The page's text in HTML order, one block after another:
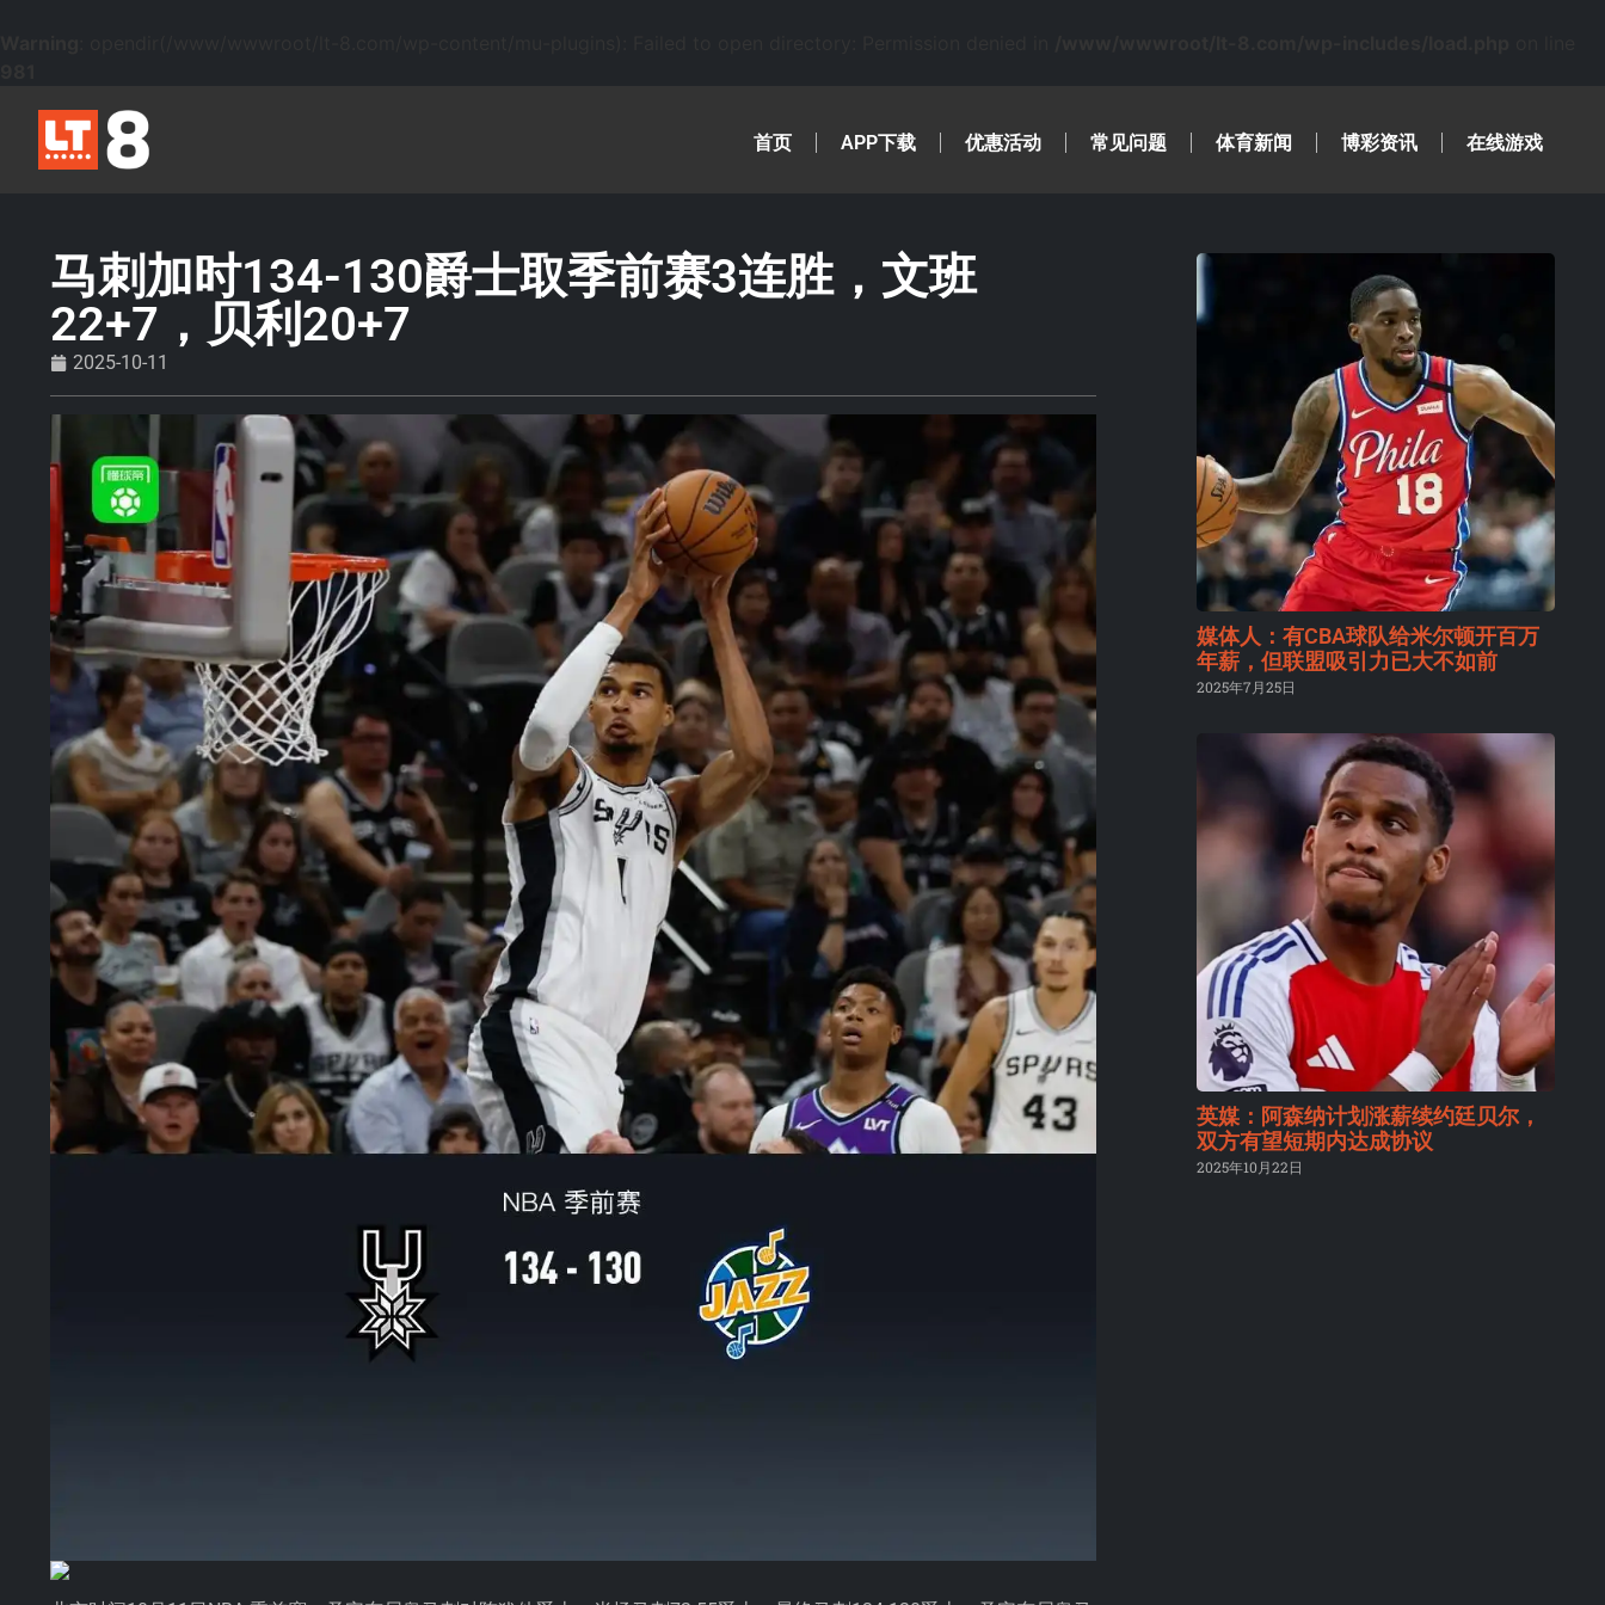
首页 APP下载 优惠活动 常见问题 体育新闻 博彩资讯 在线游戏
马刺加时134-130爵士取季前赛3连胜，文班
22+7，贝利20+7
2025-10-11
媒体人：有CBA球队给米尔顿开百万
年薪，但联盟吸引力已大不如前
2025年7月25日
英媒：阿森纳计划涨薪续约廷贝尔，
双方有望短期内达成协议
2025年10月22日